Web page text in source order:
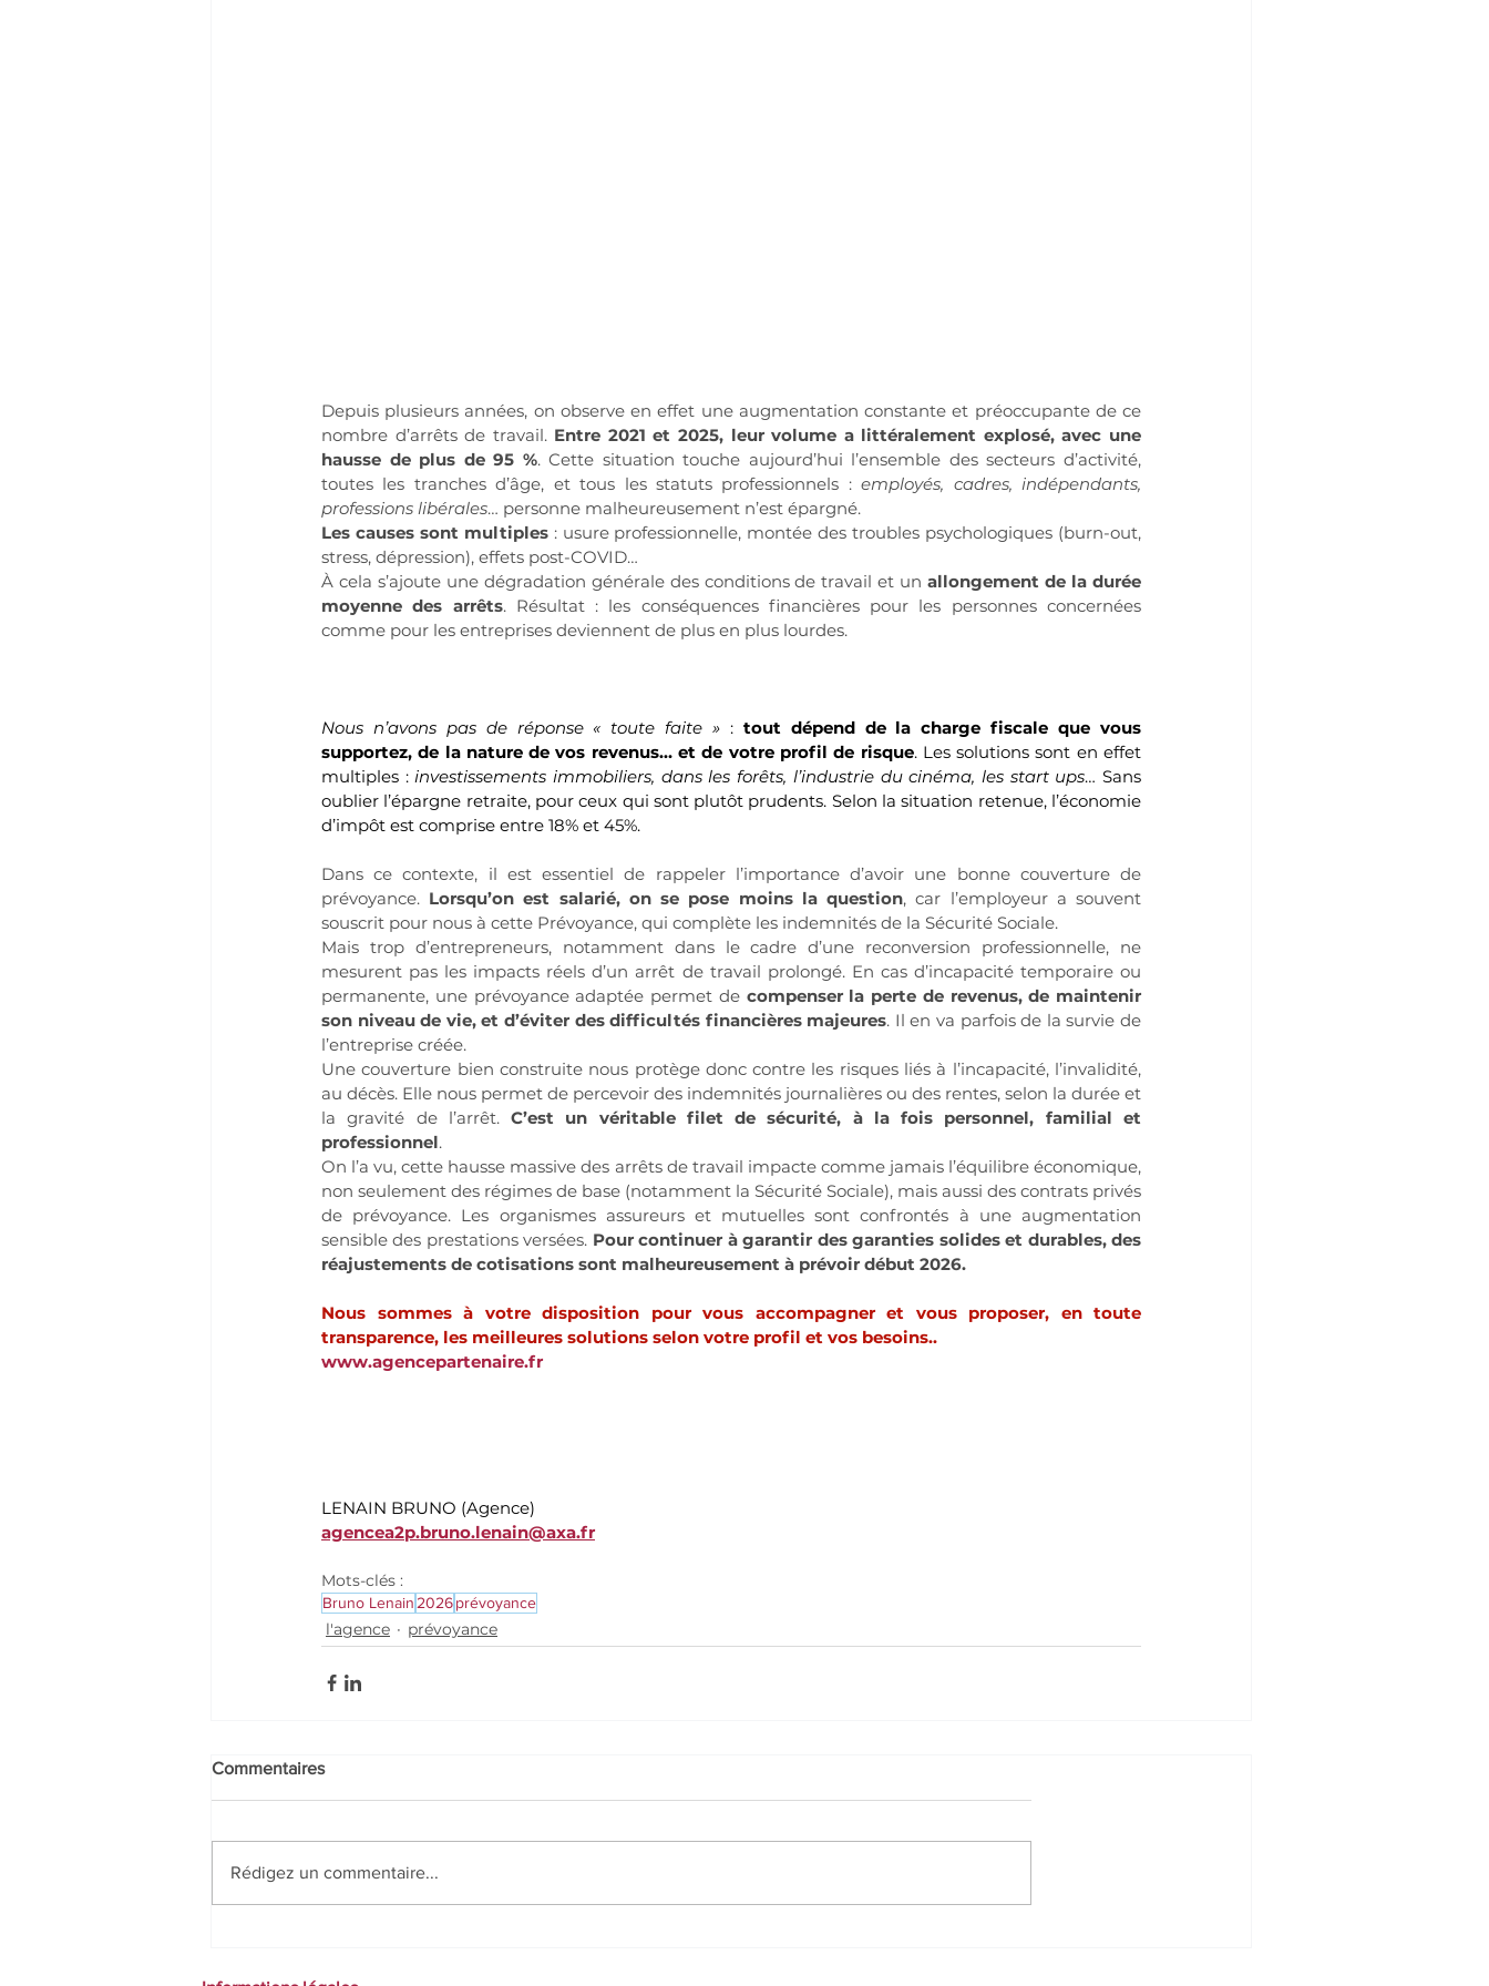
Depuis plusieurs années, on observe en effet une augmentation constante et préoccupante de ce
nombre d’arrêts de travail. Entre 2021 et 2025, leur volume a littéralement explosé, avec une
hausse de plus de 95 %. Cette situation touche aujourd’hui l’ensemble des secteurs d’activité,
toutes les tranches d’âge, et tous les statuts professionnels : employés, cadres, indépendants,
professions libérales… personne malheureusement n’est épargné.
Les causes sont multiples : usure professionnelle, montée des troubles psychologiques (burn-out,
stress, dépression), effets post-COVID…
À cela s’ajoute une dégradation générale des conditions de travail et un allongement de la durée
moyenne des arrêts. Résultat : les conséquences financières pour les personnes concernées
comme pour les entreprises deviennent de plus en plus lourdes.
Nous n’avons pas de réponse « toute faite » : tout dépend de la charge fiscale que vous
supportez, de la nature de vos revenus… et de votre profil de risque. Les solutions sont en effet
multiples : investissements immobiliers, dans les forêts, l’industrie du cinéma, les start ups… Sans
oublier l’épargne retraite, pour ceux qui sont plutôt prudents. Selon la situation retenue, l’économie
d’impôt est comprise entre 18% et 45%.
Dans ce contexte, il est essentiel de rappeler l’importance d’avoir une bonne couverture de
prévoyance. Lorsqu’on est salarié, on se pose moins la question, car l’employeur a souvent
souscrit pour nous à cette Prévoyance, qui complète les indemnités de la Sécurité Sociale.
Mais trop d’entrepreneurs, notamment dans le cadre d’une reconversion professionnelle, ne
mesurent pas les impacts réels d’un arrêt de travail prolongé. En cas d’incapacité temporaire ou
permanente, une prévoyance adaptée permet de compenser la perte de revenus, de maintenir
son niveau de vie, et d’éviter des difficultés financières majeures. Il en va parfois de la survie de
l’entreprise créée.
Une couverture bien construite nous protège donc contre les risques liés à l’incapacité, l’invalidité,
au décès. Elle nous permet de percevoir des indemnités journalières ou des rentes, selon la durée et
la gravité de l’arrêt. C’est un véritable filet de sécurité, à la fois personnel, familial et
professionnel.
On l’a vu, cette hausse massive des arrêts de travail impacte comme jamais l’équilibre économique,
non seulement des régimes de base (notamment la Sécurité Sociale), mais aussi des contrats privés
de prévoyance. Les organismes assureurs et mutuelles sont confrontés à une augmentation
sensible des prestations versées. Pour continuer à garantir des garanties solides et durables, des
réajustements de cotisations sont malheureusement à prévoir début 2026.
Nous sommes à votre disposition pour vous accompagner et vous proposer, en toute
transparence, les meilleures solutions selon votre profil et vos besoins..
www.agencepartenaire.fr
LENAIN BRUNO (Agence)
agencea2p.bruno.lenain@axa.fr
Mots-clés :
Bruno Lenain 2026prévoyance
l'agence prévoyance
Commentaires
Rédigez un commentaire...